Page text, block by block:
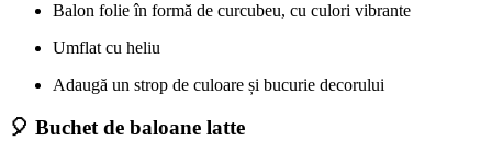
Balon folie în formă de curcubeu, cu culori vibrante
Umflat cu heliu
Adaugă un strop de culoare și bucurie decorului
🎈 Buchet de baloane latte